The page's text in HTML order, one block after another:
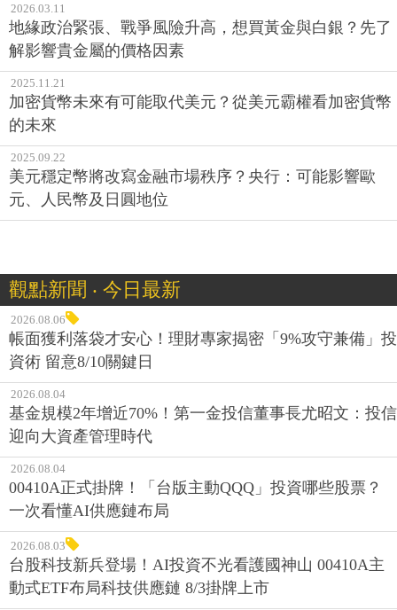
2026.03.11
地緣政治緊張、戰爭風險升高，想買黃金與白銀？先了
解影響貴金屬的價格因素
2025.11.21
加密貨幣未來有可能取代美元？從美元霸權看加密貨幣
的未來
2025.09.22
美元穩定幣將改寫金融市場秩序？央行：可能影響歐
元、人民幣及日圓地位
觀點新聞 ‧ 今日最新
2026.08.06
帳面獲利落袋才安心！理財專家揭密「9%攻守兼備」投
資術 留意8/10關鍵日
2026.08.04
基金規模2年增近70%！第一金投信董事長尤昭文：投信
迎向大資產管理時代
2026.08.04
00410A正式掛牌！「台版主動QQQ」投資哪些股票？
一次看懂AI供應鏈布局
2026.08.03
台股科技新兵登場！AI投資不光看護國神山 00410A主
動式ETF布局科技供應鏈 8/3掛牌上市